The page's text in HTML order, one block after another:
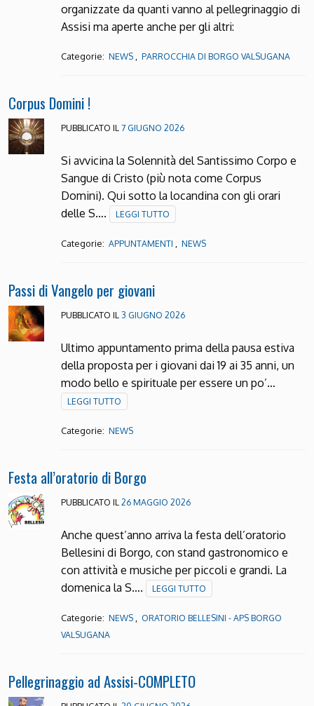
organizzate da quanti vanno al pellegrinaggio di
Assisi ma aperte anche per gli altri:
Categorie: NEWS PARROCCHIA DI BORGO VALSUGANA
Corpus Domini !
PUBBLICATO IL 7 GIUGNO 2026
Si avvicina la Solennità del Santissimo Corpo e
Sangue di Cristo (più nota come Corpus
Domini). Qui sotto la locandina con gli orari
delle S….
LEGGI TUTTO
Categorie: APPUNTAMENTI NEWS
Passi di Vangelo per giovani
PUBBLICATO IL 3 GIUGNO 2026
Ultimo appuntamento prima della pausa estiva
della proposta per i giovani dai 19 ai 35 anni, un
modo bello e spirituale per essere un po’…
LEGGI TUTTO
Categorie: NEWS
Festa all’oratorio di Borgo
PUBBLICATO IL 26 MAGGIO 2026
Anche quest’anno arriva la festa dell’oratorio
Bellesini di Borgo, con stand gastronomico e
con attività e musiche per piccoli e grandi. La
domenica la S….
LEGGI TUTTO
Categorie: NEWS
ORATORIO BELLESINI - APS BORGO
VALSUGANA
Pellegrinaggio ad Assisi-COMPLETO